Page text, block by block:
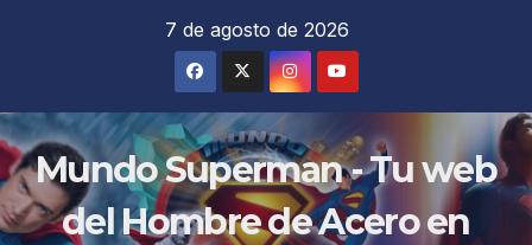
7 de agosto de 2026
Mundo Superman - Tu web
del Hombre de Acero en